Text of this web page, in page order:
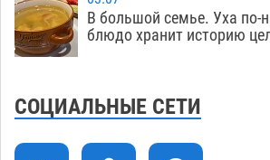
12:02
Астраханский следком помог
получить зарплату за
гандболисты крупно
В большой семье. Уха по-
блюдо хранит историю
СОЦИАЛЬНЫЕ СЕТИ